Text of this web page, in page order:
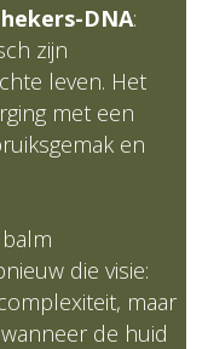
DNA:
zijn
leven. Het
met een
en
die visie:
maar
de huid